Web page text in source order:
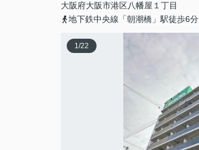
大阪府大阪市港区八幡屋 １丁目
地下鉄中央線「朝潮橋」駅徒歩6分
1/22